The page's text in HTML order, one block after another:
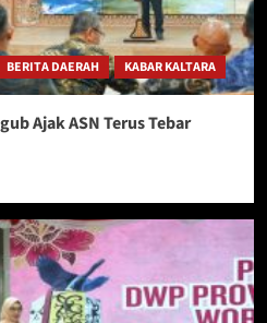
BERITA DAERAH KABAR KALTARA
Ajak ASN Terus Tebar